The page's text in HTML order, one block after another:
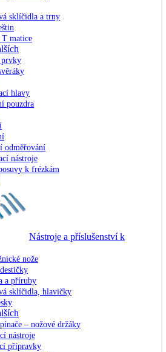
sklíčidla a trny
matice
hlavy
pouzdra
odměřování
nástroje
k frézkám
Nástroje a příslušenství k
nože
a příruby
sklíčidla, hlavičky
– nožové držáky
nástroje
přípravky